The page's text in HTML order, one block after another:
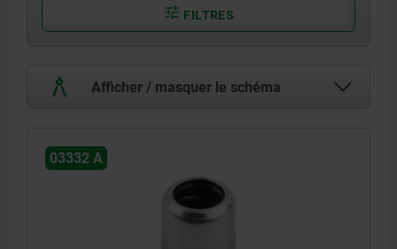
FILTRES
Afficher / masquer le schéma
03332 A